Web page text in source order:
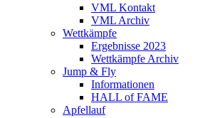
VML Kontakt
VML Archiv
Wettkämpfe
Ergebnisse 2023
Wettkämpfe Archiv
Jump & Fly
Informationen
HALL of FAME
Apfellauf